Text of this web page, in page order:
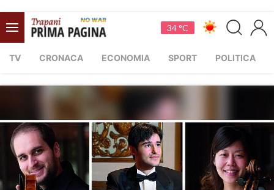
34 °C
TV CRONACA ECONOMIA SPORT POLITICA